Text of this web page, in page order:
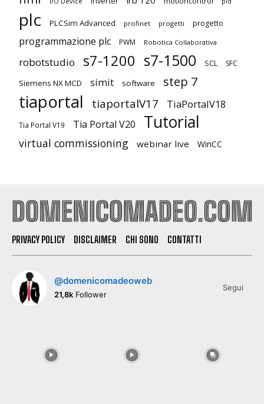
plc PLCSim Advanced profinet progetti progetto
programmazione plc PWM Robotica Collaborativa
robotstudio s7-1200 s7-1500 SCL SFC
Siemens NX MCD simit software step 7
tiaportal tiaportalV17 TiaPortalV18
Tia Portal V19 Tia Portal V20 Tutorial
virtual commissioning webinar live WinCC
PRIVACY POLICY DISCLAIMER CHI SONO CONTATTI
@domenicomadeoweb
21,8k Follower
Segui